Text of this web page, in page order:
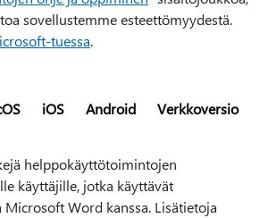
sovellustemme esteettömyydestä.
tuessa.
iOS Android Verkkoversio
helppokäyttötoimintojen
käyttäjille, jotka käyttävät
Word kanssa. Lisätietoja